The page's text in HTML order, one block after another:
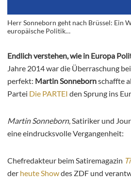
Herr Sonneborn geht nach Brüssel: Ein
europäische Politik…
Endlich verstehen, wie in Europa
Jahre 2014 war die Überraschung
perfekt: Martin Sonnebornschaffte
Partei Die PARTEI den Sprung ins
Martin Sonneborn, Satiriker und
eine eindrucksvolle Vergangenheit:
Chefredakteur beim Satiremagazin
der heute Showdes ZDF und